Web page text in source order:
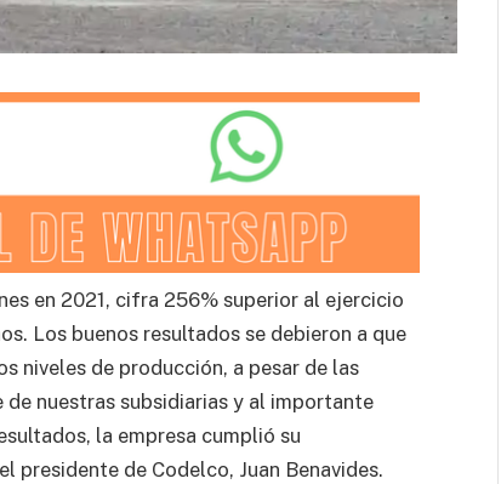
en 2021, cifra 256% superior al ejercicio
Los buenos resultados se debieron a que
niveles de producción, a pesar de las
nuestras subsidiarias y al importante
la empresa cumplió su
presidente de Codelco, Juan Benavides.